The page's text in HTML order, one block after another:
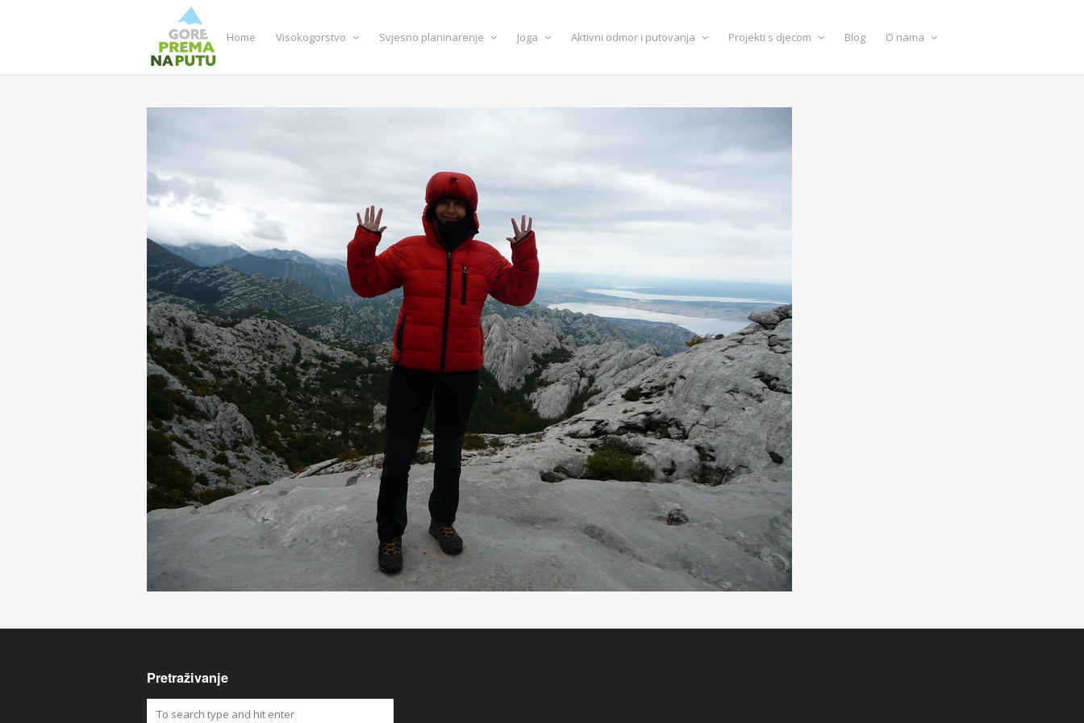
Home Visokogorstvo Svjesno planinarenje Joga Aktivni odmor i putovanja Projekti s djecom Blog O nama
Pretraživanje